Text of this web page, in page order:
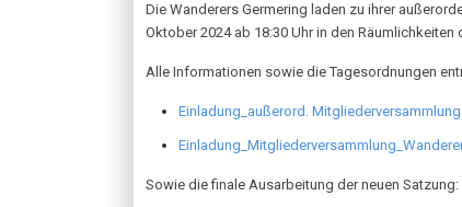
Die Wanderers Germering laden zu ihrer
Oktober 2024 ab 18:30 Uhr in den Räumlichkeiten
Alle Informationen sowie die Tagesordnungen
Einladung_außerord.
Sowie die finale Ausarbeitung der neuen Satzung: